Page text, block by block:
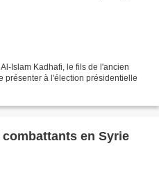
Islam Kadhafi, le fils de l'ancien
présenter à l'élection présidentielle
en Syrie